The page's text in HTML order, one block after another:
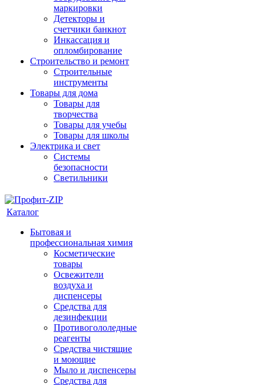
маркировки
Детекторы и
счетчики банкнот
Инкассация и
опломбирование
Строительство и ремонт
Строительные
инструменты
Товары для дома
Товары для
творчества
Товары для учебы
Товары для школы
Электрика и свет
Системы
безопасности
Светильники
Каталог
Бытовая и
профессиональная химия
Косметические
товары
Освежители
воздуха и
диспенсеры
Средства для
дезинфекции
Противогололедные
реагенты
Средства чистящие
и моющие
Мыло и диспенсеры
Средства для